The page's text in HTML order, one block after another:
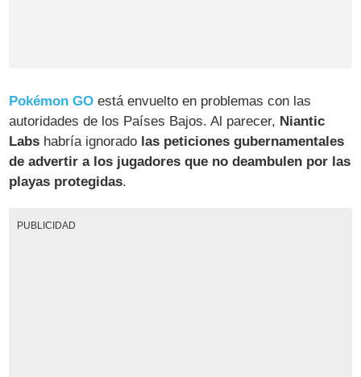
Pokémon GO está envuelto en problemas con las
autoridades de los Países Bajos. Al parecer, Niantic
Labs habría ignorado las peticiones gubernamentales
de advertir a los jugadores que no deambulen por las
playas protegidas.
PUBLICIDAD